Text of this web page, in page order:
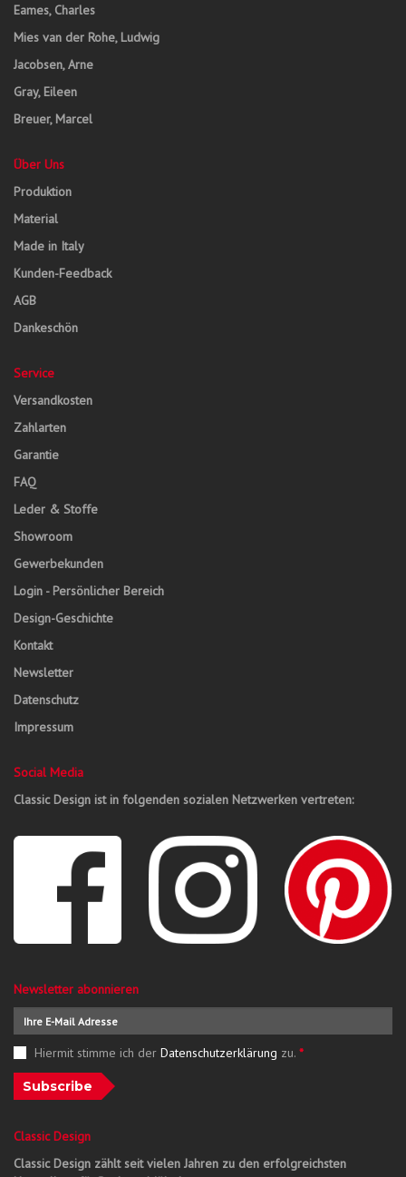
Eames, Charles
Mies van der Rohe, Ludwig
Jacobsen, Arne
Gray, Eileen
Breuer, Marcel
Über Uns
Produktion
Material
Made in Italy
Kunden-Feedback
AGB
Dankeschön
Service
Versandkosten
Zahlarten
Garantie
FAQ
Leder & Stoffe
Showroom
Gewerbekunden
Login - Persönlicher Bereich
Design-Geschichte
Kontakt
Newsletter
Datenschutz
Impressum
Social Media
Classic Design ist in folgenden sozialen Netzwerken vertreten:
Newsletter abonnieren
Hiermit stimme ich der Datenschutzerklärung zu. *
Subscribe
Classic Design
Classic Design zählt seit vielen Jahren zu den erfolgreichsten